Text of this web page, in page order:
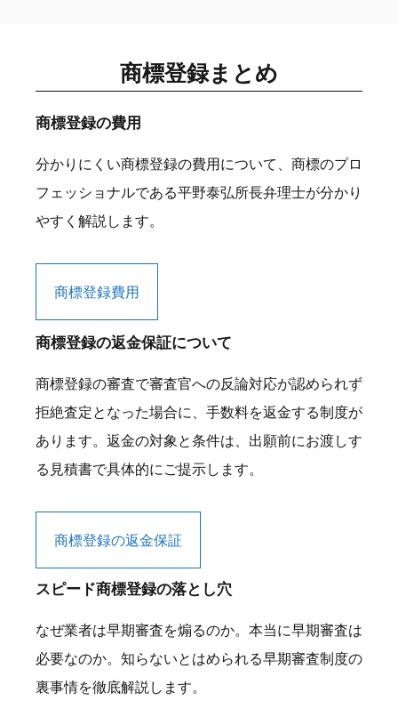
商標登録まとめ
商標登録の費用
分かりにくい商標登録の費用について、商標のプロ
フェッショナルである平野泰弘所長弁理士が分かり
やすく解説します。
商標登録費用
商標登録の返金保証について
商標登録の審査で審査官への反論対応が認められず
拒絶査定となった場合に、手数料を返金する制度が
あります。返金の対象と条件は、出願前にお渡しす
る見積書で具体的にご提示します。
商標登録の返金保証
スピード商標登録の落とし穴
なぜ業者は早期審査を煽るのか。本当に早期審査は
必要なのか。知らないとはめられる早期審査制度の
裏事情を徹底解説します。